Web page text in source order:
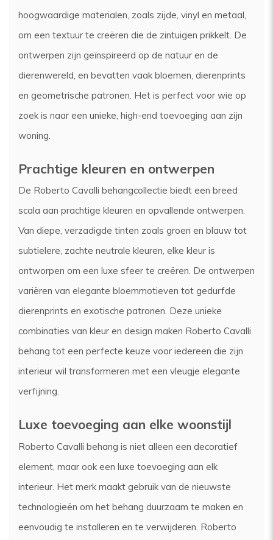
hoogwaardige materialen, zoals zijde, vinyl en metaal,
om een textuur te creëren die de zintuigen prikkelt. De
ontwerpen zijn geïnspireerd op de natuur en de
dierenwereld, en bevatten vaak bloemen, dierenprints
en geometrische patronen. Het is perfect voor wie op
zoek is naar een unieke, high-end toevoeging aan zijn
woning.
Prachtige kleuren en ontwerpen
De Roberto Cavalli behangcollectie biedt een breed
scala aan prachtige kleuren en opvallende ontwerpen.
Van diepe, verzadigde tinten zoals groen en blauw tot
subtielere, zachte neutrale kleuren, elke kleur is
ontworpen om een luxe sfeer te creëren. De ontwerpen
variëren van elegante bloemmotieven tot gedurfde
dierenprints en exotische patronen. Deze unieke
combinaties van kleur en design maken Roberto Cavalli
behang tot een perfecte keuze voor iedereen die zijn
interieur wil transformeren met een vleugje elegante
verfijning.
Luxe toevoeging aan elke woonstijl
Roberto Cavalli behang is niet alleen een decoratief
element, maar ook een luxe toevoeging aan elk
interieur. Het merk maakt gebruik van de nieuwste
technologieën om het behang duurzaam te maken en
eenvoudig te installeren en te verwijderen. Roberto